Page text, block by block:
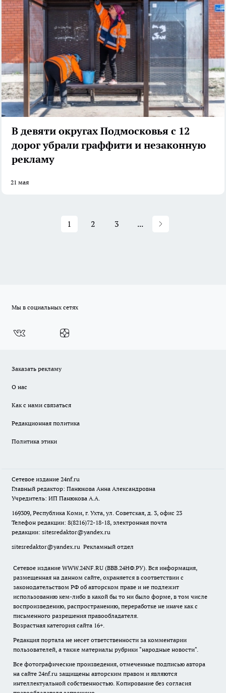
В девяти округах Подмосковья с 12
дорог убрали граффити и незаконную
рекламу
21 мая
1 2 3 ...
Мы в социальных сетях
Заказать рекламу
О нас
Как с нами связаться
Редакционная политика
Политика этики
Сетевое издание 24nf.ru
Главный редактор: Панюкова Анна Александровна
Учредитель: ИП Панюкова А.А.
169309, Республика Коми, г. Ухта, ул. Советская, д. 3, офис 23
Телефон редакции: 8(8216)72-18-18, электронная почта
редакции: sitesredaktor@yandex.ru
sitesredaktor@yandex.ru Рекламный отдел
Сетевое издание WWW.24NF.RU (ВВВ.24НФ.РУ). Вся информация,
размещенная на данном сайте, охраняется в соответствии с
законодательством РФ об авторском праве и не подлежит
использованию кем-либо в какой бы то ни было форме, в том числе
воспроизведению, распространению, переработке не иначе как с
письменного разрешения правообладателя.
Возрастная категория сайта 16+.
Редакция портала не несет ответственности за комментарии
пользователей, а также материалы рубрики "народные новости".
Все фотографические произведения, отмеченные подписью автора
на сайте 24nf.ru защищены авторским правом и являются
интеллектуальной собственностью. Копирование без согласия